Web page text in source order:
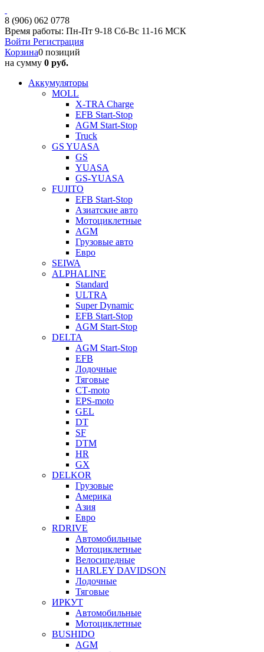
8 (906) 062 0778
Время работы: Пн-Пт 9-18 Сб-Вс 11-16 МСК
Войти Регистрация
Корзина0 позиций
на сумму 0 руб.
Аккумуляторы
MOLL
X-TRA Charge
EFB Start-Stop
AGM Start-Stop
Truck
GS YUASA
GS
YUASA
GS-YUASA
FUJITO
EFB Start-Stop
Азиатские авто
Мотоциклетные
AGM
Грузовые авто
Евро
SEIWA
ALPHALINE
Standard
ULTRA
Super Dynamic
EFB Start-Stop
AGM Start-Stop
DELTA
AGM Start-Stop
EFB
Лодочные
Тяговые
СТ-moto
EPS-moto
GEL
DT
SF
DTM
HR
GX
DELKOR
Грузовые
Америка
Азия
Евро
RDRIVE
Автомобильные
Мотоциклетные
Велосипедные
HARLEY DAVIDSON
Лодочные
Тяговые
ИРКУТ
Автомобильные
Мотоциклетные
BUSHIDO
AGM